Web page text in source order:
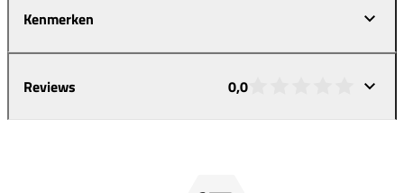
Kenmerken
Reviews 0,0